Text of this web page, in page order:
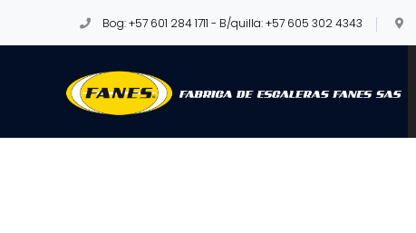
Bog: +57 601 284 1711 - B/quilla: +57 605 302 4343